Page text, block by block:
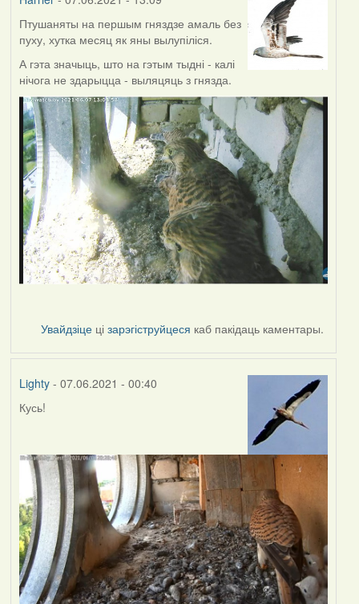
Птушаняты на першым гняздзе амаль без
пуху, хутка месяц як яны вылупіліся.
А гэта значыць, што на гэтым тыдні - калі
нічога не здарыцца - выляцяць з гнязда.
Увайдзіце цізарэгіструйцеся каб пакідаць каментары.
Lighty- 07.06.2021 - 00:40
Кусь!